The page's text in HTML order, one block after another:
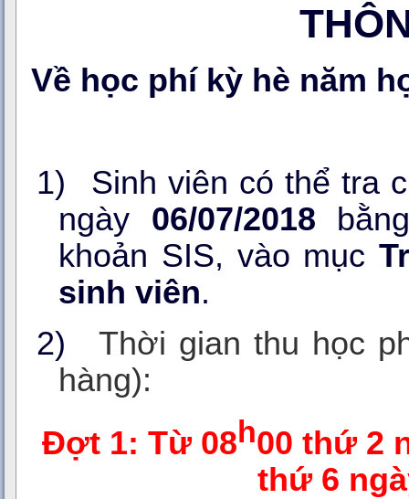
Về học phí kỳ hè năm
1)
Sinh viên có thể tra
ngày 06/07/2018
khoản SIS, vào mục
sinh viên.
2)
Thời gian thu học
hàng):
Đợt 1: Từ 08h00 thứ 2
thứ 6